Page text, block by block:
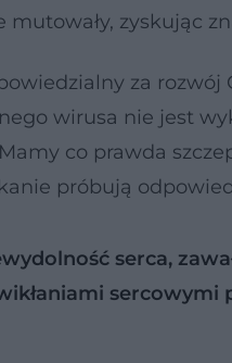
zyskując
za rozwój
wirusa nie jest
co prawda
próbują
serca,
sercowymi